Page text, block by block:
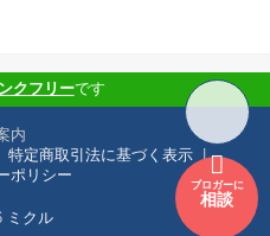
ブロガーに
相談
クフリーです
内
特定商取引法に基づく表示
ポリシー
ミクル